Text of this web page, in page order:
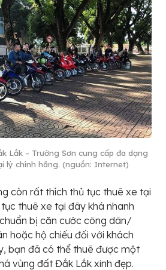
Lắk – Trường Sơn cung cấp đa dạng
lý chính hãng. (nguồn: Internet)
còn rất thích thủ tục thuê xe tại
thuê xe tại đây khá nhanh
bị căn cước công dân/
hoặc hộ chiếu đối với khách
bạn đã có thể thuê được một
vùng đất Đắk Lắk xinh đẹp.